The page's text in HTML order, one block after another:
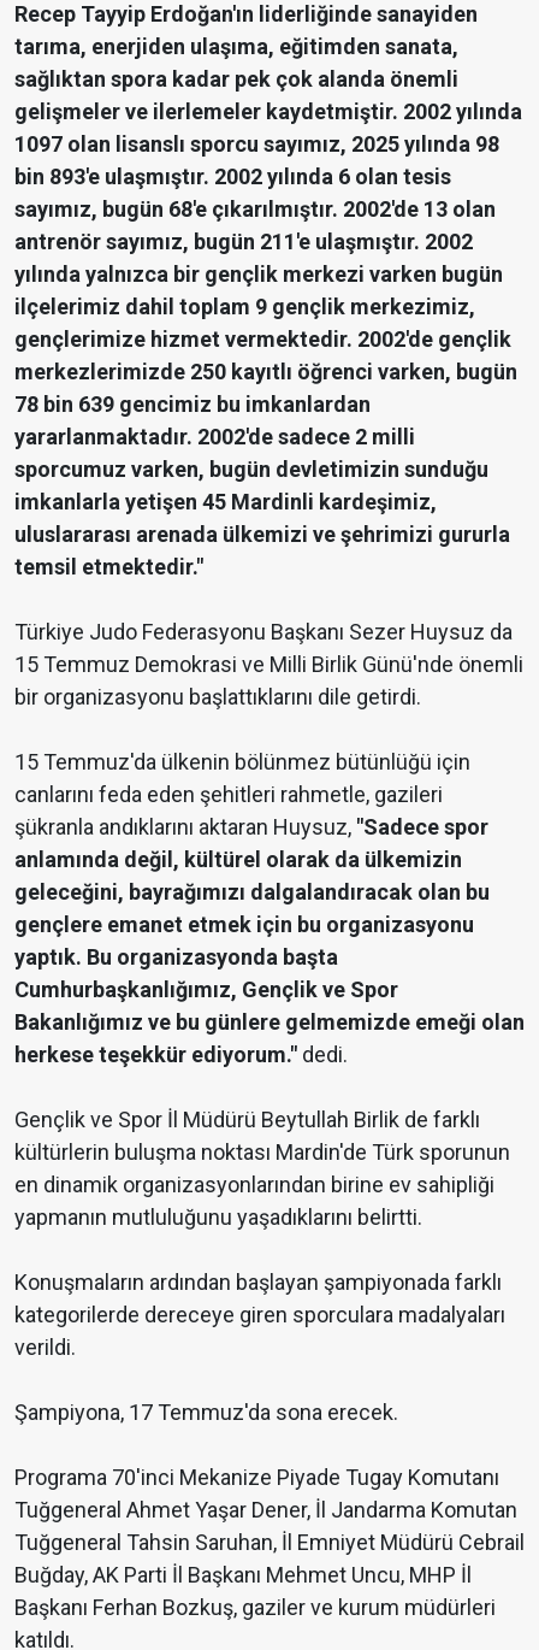
Recep Tayyip Erdoğan'ın liderliğinde sanayiden
tarıma, enerjiden ulaşıma, eğitimden sanata,
sağlıktan spora kadar pek çok alanda önemli
gelişmeler ve ilerlemeler kaydetmiştir. 2002 yılında
1097 olan lisanslı sporcu sayımız, 2025 yılında 98
bin 893'e ulaşmıştır. 2002 yılında 6 olan tesis
sayımız, bugün 68'e çıkarılmıştır. 2002'de 13 olan
antrenör sayımız, bugün 211'e ulaşmıştır. 2002
yılında yalnızca bir gençlik merkezi varken bugün
ilçelerimiz dahil toplam 9 gençlik merkezimiz,
gençlerimize hizmet vermektedir. 2002'de gençlik
merkezlerimizde 250 kayıtlı öğrenci varken, bugün
78 bin 639 gencimiz bu imkanlardan
yararlanmaktadır. 2002'de sadece 2 milli
sporcumuz varken, bugün devletimizin sunduğu
imkanlarla yetişen 45 Mardinli kardeşimiz,
uluslararası arenada ülkemizi ve şehrimizi gururla
temsil etmektedir."
Türkiye Judo Federasyonu Başkanı Sezer Huysuz da
15 Temmuz Demokrasi ve Milli Birlik Günü'nde önemli
bir organizasyonu başlattıklarını dile getirdi.
15 Temmuz'da ülkenin bölünmez bütünlüğü için
canlarını feda eden şehitleri rahmetle, gazileri
şükranla andıklarını aktaran Huysuz, "Sadece spor
anlamında değil, kültürel olarak da ülkemizin
geleceğini, bayrağımızı dalgalandıracak olan bu
gençlere emanet etmek için bu organizasyonu
yaptık. Bu organizasyonda başta
Cumhurbaşkanlığımız, Gençlik ve Spor
Bakanlığımız ve bu günlere gelmemizde emeği olan
herkese teşekkür ediyorum." dedi.
Gençlik ve Spor İl Müdürü Beytullah Birlik de farklı
kültürlerin buluşma noktası Mardin'de Türk sporunun
en dinamik organizasyonlarından birine ev sahipliği
yapmanın mutluluğunu yaşadıklarını belirtti.
Konuşmaların ardından başlayan şampiyonada farklı
kategorilerde dereceye giren sporculara madalyaları
verildi.
Şampiyona, 17 Temmuz'da sona erecek.
Programa 70'inci Mekanize Piyade Tugay Komutanı
Tuğgeneral Ahmet Yaşar Dener, İl Jandarma Komutan
Tuğgeneral Tahsin Saruhan, İl Emniyet Müdürü Cebrail
Buğday, AK Parti İl Başkanı Mehmet Uncu, MHP İl
Başkanı Ferhan Bozkuş, gaziler ve kurum müdürleri
katıldı.